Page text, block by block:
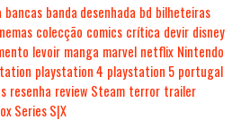
bancas banda desenhada bd bilheteiras
colecção comics crítica devir disney
levoir manga marvel netflix Nintendo
playstation 4 playstation 5 portugal
resenha review Steam terror trailer
Series S|X